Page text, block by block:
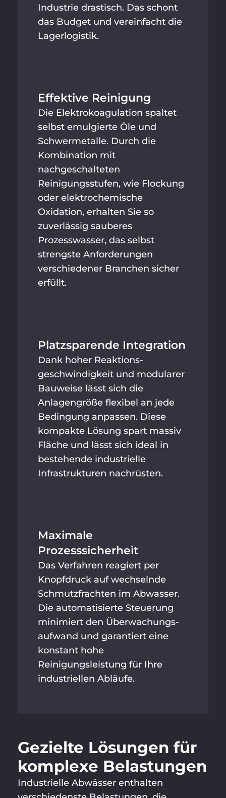
Industrie drastisch. Das schont
das Budget und vereinfacht die
Lagerlogistik.
Effektive Reinigung
Die Elektrokoagulation spaltet
selbst emulgierte Öle und
Schwermetalle. Durch die
Kombination mit
nachgeschalteten
Reinigungsstufen, wie Flockung
oder elektrochemische
Oxidation, erhalten Sie so
zuverlässig sauberes
Prozesswasser, das selbst
strengste Anforderungen
verschiedener Branchen sicher
erfüllt.
Platzsparende Integration
Dank hoher Reaktions­
geschwindigkeit und modularer
Bauweise lässt sich die
Anlagengröße flexibel an jede
Bedingung anpassen. Diese
kompakte Lösung spart massiv
Fläche und lässt sich ideal in
bestehende industrielle
Infrastrukturen nachrüsten.
Maximale
Prozesssicherheit
Das Verfahren reagiert per
Knopfdruck auf wechselnde
Schmutzfrachten im Abwasser.
Die automatisierte Steuerung
minimiert den Überwachungs­
aufwand und garantiert eine
konstant hohe
Reinigungsleistung für Ihre
industriellen Abläufe.
Gezielte Lösungen für
komplexe Belastungen
Industrielle Abwässer enthalten